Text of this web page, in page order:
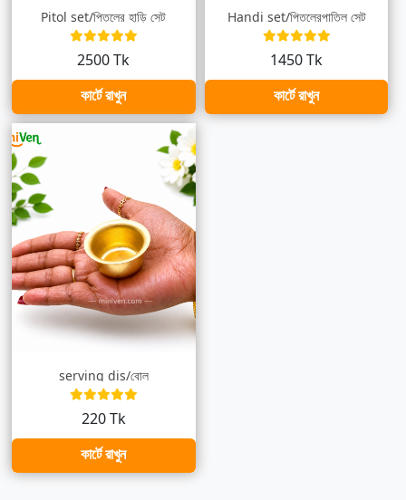
Pitol set/পিতলের হাড়ি সেট
2500 Tk
কার্টে রাখুন
Handi set/পিতলেরপাতিল সেট
1450 Tk
কার্টে রাখুন
serving dis/বোল
220 Tk
কার্টে রাখুন